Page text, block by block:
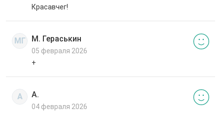
Красавчег!
МГ М. Гераськин
05 февраля 2026
+
А А.
04 февраля 2026